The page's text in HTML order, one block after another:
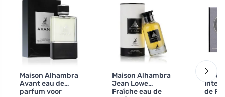
Maison Alhambra
Avant eau de
parfum voor
Maison Alhambra
Jean Lowe
Fraîche eau de
de